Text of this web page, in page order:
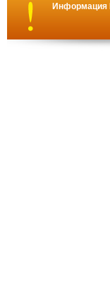
Информация